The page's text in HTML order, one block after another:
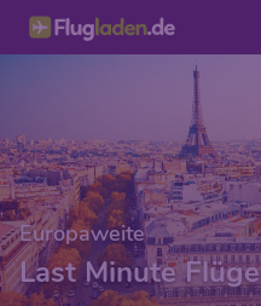
Europaweite
Last Minute Flüge